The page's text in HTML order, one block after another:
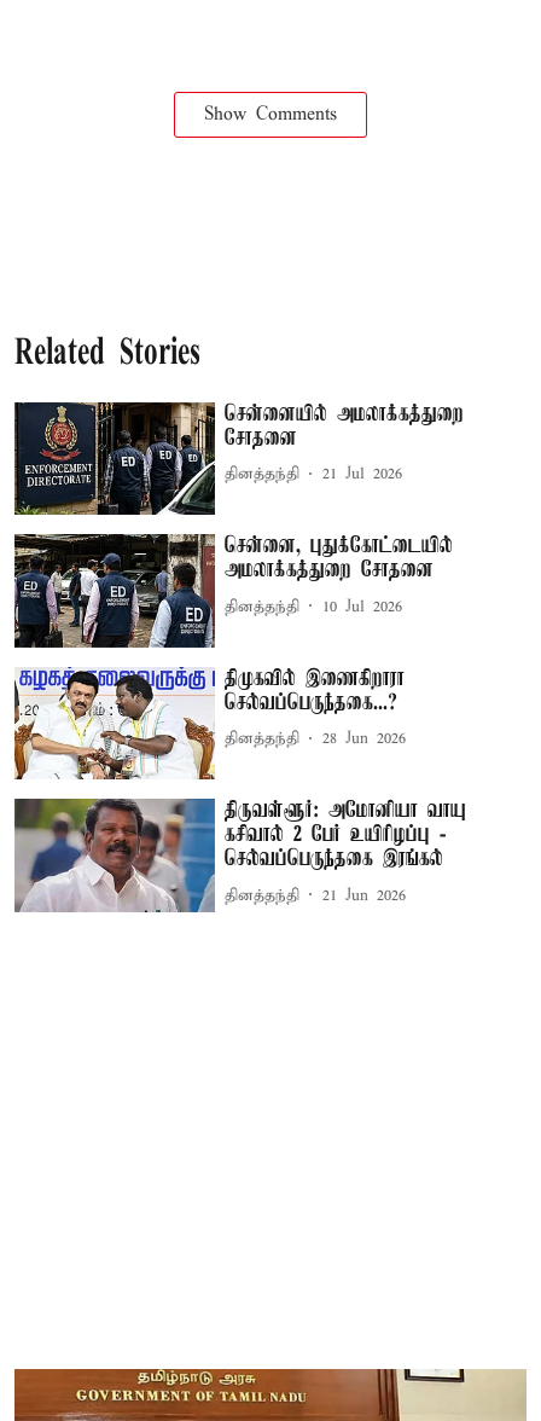
Show Comments
Related Stories
சென்னையில் அமலாக்கத்துறை
சோதனை
தினத்தந்தி 21 Jul 2026
சென்னை, புதுக்கோட்டையில்
அமலாக்கத்துறை சோதனை
தினத்தந்தி 10 Jul 2026
திமுகவில் இணைகிறாரா
செல்வப்பெருந்தகை...?
தினத்தந்தி 28 Jun 2026
திருவள்ளூர்: அமோனியா வாயு
கசிவால் 2 பேர் உயிரிழப்பு -
செல்வப்பெருந்தகை இரங்கல்
தினத்தந்தி 21 Jun 2026